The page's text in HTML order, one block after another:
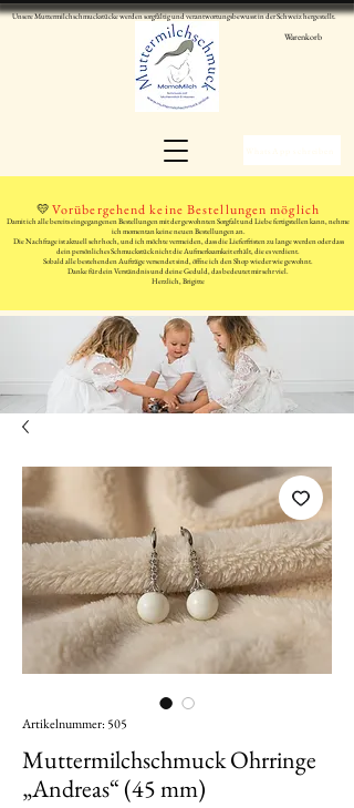
Unsere Muttermilchschmuckstücke werden sorgfältig und verantwortungsbewusst in der Schweiz hergestellt.
Warenkorb
💛Vorübergehend keine Bestellungen möglich
Damit ich alle bereits eingegangenen Bestellungen mit der gewohnten Sorgfalt und Liebe fertigstellen kann, nehme
ich momentan keine neuen Bestellungen an.
Die Nachfrage ist aktuell sehr hoch, und ich möchte vermeiden, dass die Lieferfristen zu lange werden oder dass
dein persönliches Schmuckstück nicht die Aufmerksamkeit erhält, die es verdient.
Sobald alle bestehenden Aufträge versendet sind, öffne ich den Shop wieder wie gewohnt.
Danke für dein Verständnis und deine Geduld, das bedeutet mir sehr viel.
Herzlich, Brigitte
Artikelnummer: 505
Muttermilchschmuck Ohrringe
„Andreas“ (45 mm)